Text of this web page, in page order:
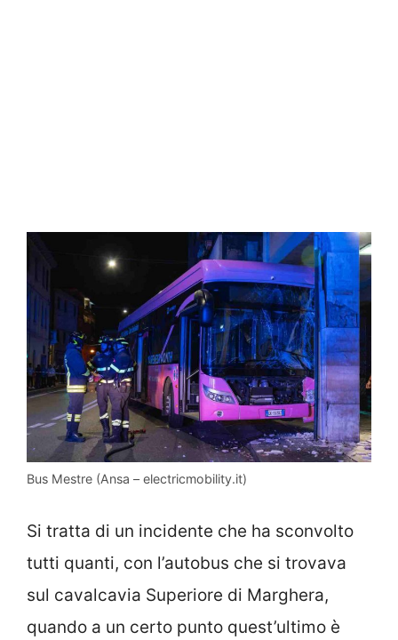
Bus Mestre (Ansa – electricmobility.it)
Si tratta di un incidente che ha sconvolto
tutti quanti, con l’autobus che si trovava
sul cavalcavia Superiore di Marghera,
quando a un certo punto quest’ultimo è